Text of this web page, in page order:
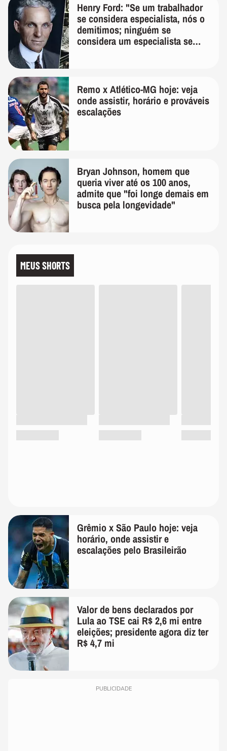
Henry Ford: "Se um trabalhador
se considera especialista, nós o
demitimos; ninguém se
considera um especialista se
Remo x Atlético-MG hoje: veja
onde assistir, horário e prováveis
escalações
Bryan Johnson, homem que
queria viver até os 100 anos,
admite que "foi longe demais em
busca pela longevidade"
MEUS SHORTS
Grêmio x São Paulo hoje: veja
horário, onde assistir e
escalações pelo Brasileirão
Valor de bens declarados por
Lula ao TSE cai R$ 2,6 mi entre
eleições; presidente agora diz ter
R$ 4,7 mi
PUBLICIDADE